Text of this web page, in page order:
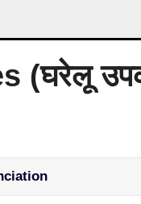
(घरेलू